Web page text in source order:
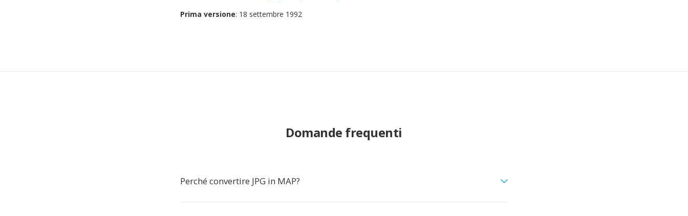
Prima versione: 18 settembre 1992
Domande frequenti
Perché convertire JPG in MAP?